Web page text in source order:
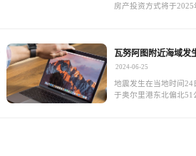
房产投资方式将于2025
瓦努阿图附近海域发
告
2024-06-25
地震发生在当地时间
于奥尔里港东北偏北51